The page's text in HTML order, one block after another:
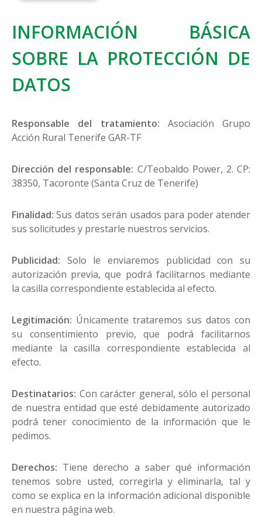
INFORMACIÓN BÁSICA
SOBRE LA PROTECCIÓN DE
DATOS
Responsable del tratamiento: Asociación Grupo
Acción Rural Tenerife GAR-TF
Dirección del responsable: C/Teobaldo Power, 2. CP:
38350, Tacoronte (Santa Cruz de Tenerife)
Finalidad: Sus datos serán usados para poder atender
sus solicitudes y prestarle nuestros servicios.
Publicidad: Solo le enviaremos publicidad con su
autorización previa, que podrá facilitarnos mediante
la casilla correspondiente establecida al efecto.
Legitimación: Únicamente trataremos sus datos con
su consentimiento previo, que podrá facilitarnos
mediante la casilla correspondiente establecida al
efecto.
Destinatarios: Con carácter general, sólo el personal
de nuestra entidad que esté debidamente autorizado
podrá tener conocimiento de la información que le
pedimos.
Derechos: Tiene derecho a saber qué información
tenemos sobre usted, corregirla y eliminarla, tal y
como se explica en la información adicional disponible
en nuestra página web.